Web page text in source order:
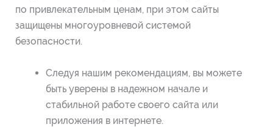
по привлекательным ценам, при этом сайты
защищены многоуровневой системой
безопасности.
Следуя нашим рекомендациям, вы можете
быть уверены в надежном начале и
стабильной работе своего сайта или
приложения в интернете.